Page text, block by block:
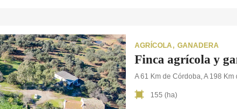
AGRÍCOLA GANADERA
Finca agrícola y
A 61 Km de Córdoba, A 198
155 (ha)